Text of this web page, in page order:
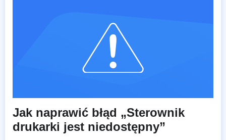
Jak naprawić błąd „Sterownik
drukarki jest niedostępny”